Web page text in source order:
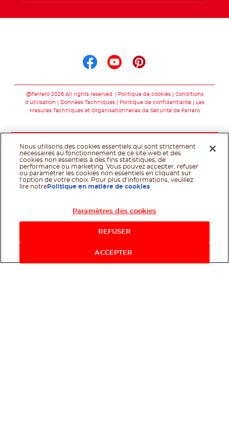
@Ferrero 2026 All rights reserved. Politique de cookies
Conditions
d’utilisation
Données Techniques Politique de confidentialité
Les
Mesures Techniques et Organisationnelles de Sécurité de Ferrero
Nous utilisons des cookies essentiels qui sont strictement
nécessaires au fonctionnement de ce site web et des
cookies non essentiels à des fins statistiques, de
performance ou marketing. Vous pouvez accepter, refuser
ou paramétrer les cookies non essentiels en cliquant sur
l’option de votre choix. Pour plus d’informations, veuillez
lire notre Politique en matière de cookies
Paramètres des cookies
REFUSER
ACCEPTER